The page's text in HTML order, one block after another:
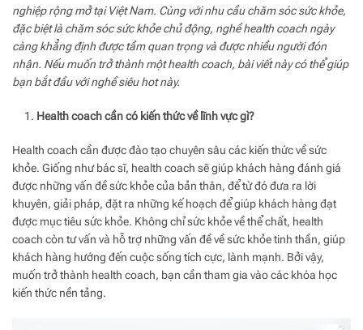
nghiệp rộng mở tại Việt Nam. Cùng với nhu cầu chăm sóc sức khỏe,
đặc biệt là chăm sóc sức khỏe chủ động, nghề health coach ngày
càng khẳng định được tầm quan trọng và được nhiều người đón
nhận. Nếu muốn trở thành một health coach, bài viết này có thể giúp
bạn bắt đầu với nghề siêu hot này.
Health coach cần có kiến thức về lĩnh vực gì?
Health coach cần được đào tạo chuyên sâu các kiến thức về sức
khỏe. Giống như bác sĩ, health coach sẽ giúp khách hàng đánh giá
được những vấn đề sức khỏe của bản thân, để từ đó đưa ra lời
khuyên, giải pháp, đặt ra những kế hoạch để giúp khách hàng đạt
được mục tiêu sức khỏe. Không chỉ sức khỏe về thể chất, health
coach còn tư vấn và hỗ trợ những vấn đề về sức khỏe tinh thần, giúp
khách hàng hướng đến cuộc sống tích cực, lành mạnh. Bởi vậy,
muốn trở thành health coach, bạn cần tham gia vào các khóa học
kiến thức nền tảng.